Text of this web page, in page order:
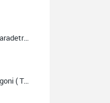
Trommel Sonor MB 1410 CW Paradetrommel ( Service Preis inkl. Werkstatt Service )
Ukulele My Leho Sopran Mahagoni ( Top Empfehlung ! )